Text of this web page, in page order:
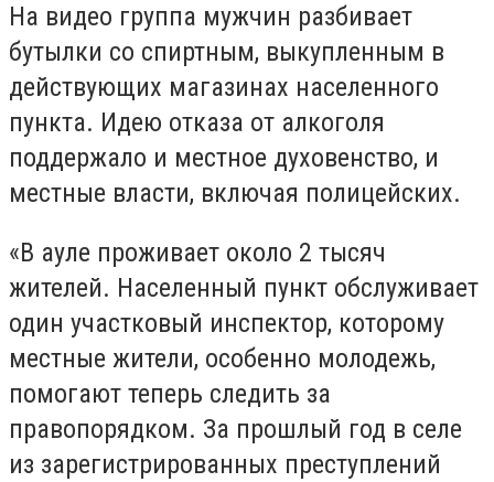
На видео группа мужчин разбивает
бутылки со спиртным, выкупленным в
действующих магазинах населенного
пункта. Идею отказа от алкоголя
поддержало и местное духовенство, и
местные власти, включая полицейских.
«В ауле проживает около 2 тысяч
жителей. Населенный пункт обслуживает
один участковый инспектор, которому
местные жители, особенно молодежь,
помогают теперь следить за
правопорядком. За прошлый год в селе
из зарегистрированных преступлений